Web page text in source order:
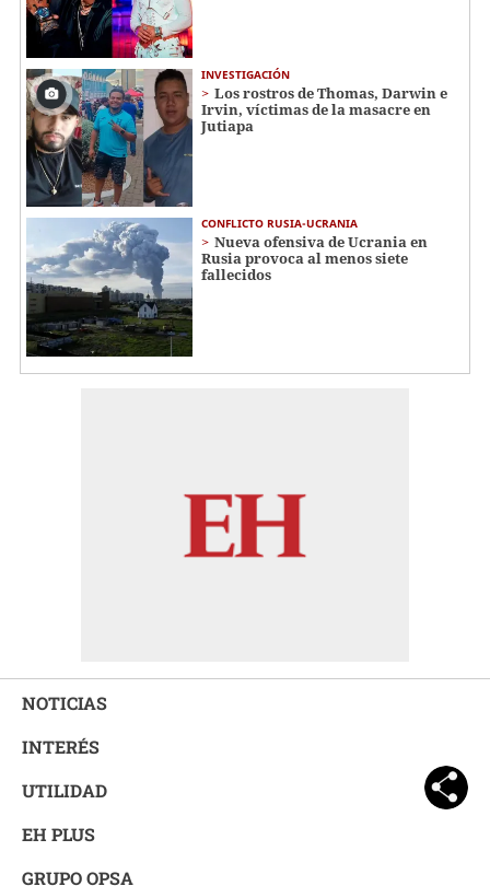
INVESTIGACIÓN
Los rostros de Thomas, Darwin e
Irvin, víctimas de la masacre en
Jutiapa
CONFLICTO RUSIA-UCRANIA
Nueva ofensiva de Ucrania en
Rusia provoca al menos siete
fallecidos
NOTICIAS
INTERÉS
UTILIDAD
EH PLUS
GRUPO OPSA